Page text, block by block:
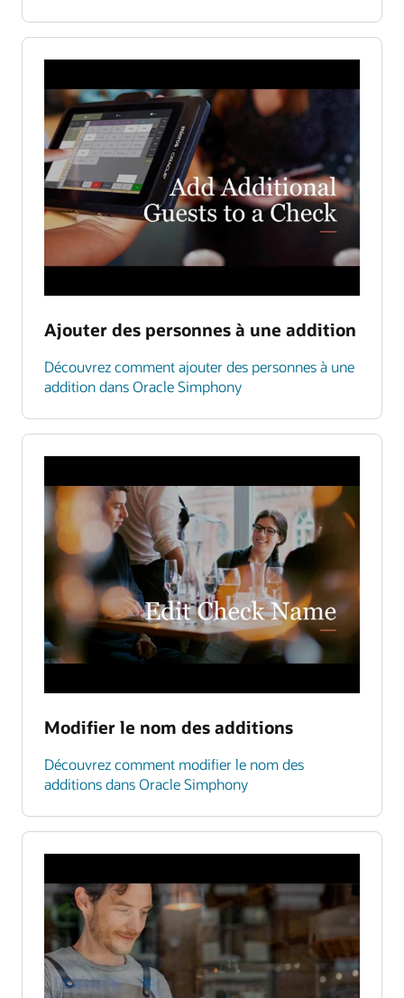
Ajouter des personnes à une addition
Découvrez comment ajouter des personnes à une
addition dans Oracle Simphony
Modifier le nom des additions
Découvrez comment modifier le nom des
additions dans Oracle Simphony